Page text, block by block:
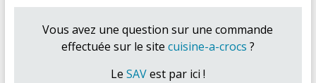
Vous avez une question sur une commande
effectuée sur le site cuisine-a-crocs ?
Le SAVest par ici !